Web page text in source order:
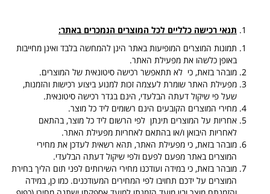
תנאי רכישה כלליים לכל המוצרים הנמכרים באתר:
תמונות המוצרים המופיעות באתר הינן להמחשה בלבד ואינן מחייבות
באופן כלשהו את מפעילת האתר.
מובהר בזאת, כי לא תתאפשר רכישה סיטונאית של המוצרים.
מפעילת האתר שומרת לעצמה זכות למנוע ביצוע רכישות והזמנות,
שעל פי שיקול דעתה הבלעדי, הינם בגדר רכישה סיטונאית.
מחירי המוצרים הקובעים הינם רשומים ליד כל מוצר.
אחריות על המוצרים תינתן לפי הרשום ליד כל מוצר, בהתאם
לאחריות היבואן ו/או בהתאם לאחריות מפעילת האתר.
מובהר בזאת, כי מפעילת האתר, תהא רשאית לעדכן את מחירי
המוצרים באתר מפעם לפעם ולפי שיקול דעתה הבלעדי.
מובהר בזאת, כי במידה ועודכנו מחירי השירותים לפני תום הליך בחירת
המוצרים על ידכם תחויבו לפי המחירים המעודכנים. כמו כן, במידה